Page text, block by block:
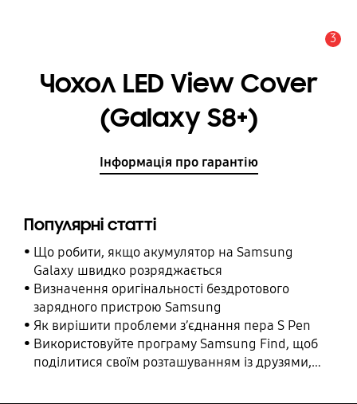
3
Чохол LED View Cover
(Galaxy S8+)
Інформація про гарантію
Популярні статті
Що робити, якщо акумулятор на Samsung
Galaxy швидко розряджається
Визначення оригінальності бездротового
зарядного пристрою Samsung
Як вирішити проблеми з’єднання пера S Pen
Використовуйте програму Samsung Find, щоб
поділитися своїм розташуванням із друзями,